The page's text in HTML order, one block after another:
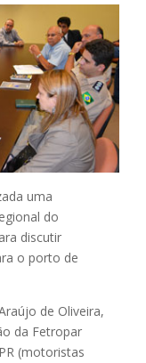
uma
do
discutir
o porto de
de Oliveira,
da Fetropar
(motoristas